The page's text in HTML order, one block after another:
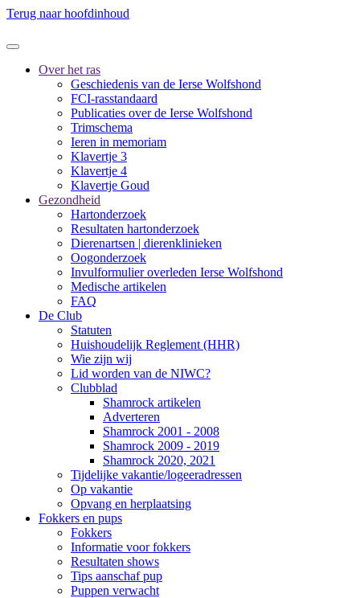
Terug naar hoofdinhoud
Over het ras
Geschiedenis van de Ierse Wolfshond
FCI-rasstandaard
Publicaties over de Ierse Wolfshond
Trimschema
Ieren in memoriam
Klavertje 3
Klavertje 4
Klavertje Goud
Gezondheid
Hartonderzoek
Resultaten hartonderzoek
Dierenartsen | dierenklinieken
Oogonderzoek
Invulformulier overleden Ierse Wolfshond
Medische artikelen
FAQ
De Club
Statuten
Huishoudelijk Reglement (HHR)
Wie zijn wij
Lid worden van de NIWC?
Clubblad
Shamrock artikelen
Adverteren
Shamrock 2001 - 2008
Shamrock 2009 - 2019
Shamrock 2020, 2021
Tijdelijke vakantie/logeeradressen
Op vakantie
Opvang en herplaatsing
Fokkers en pups
Fokkers
Informatie voor fokkers
Resultaten shows
Tips aanschaf pup
Puppen verwacht